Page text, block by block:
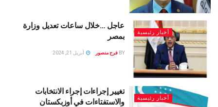
أخبار رئيسية
عاجل …خلال ساعات تعديل وزارة
بمصر
BY فرح منصور أبريل 21, 2024
أخبار رئيسية
تغيير إجراءات إجراء الانتخابات
والاستفتاءات في أوزبكستان